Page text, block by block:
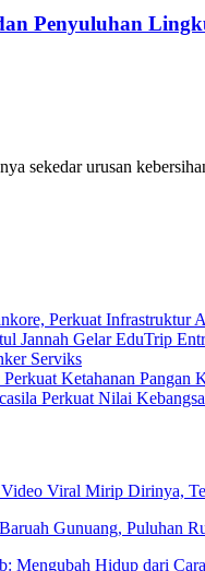
Penyuluhan
sekedar urusan
Perkuat Infrastruktur
Jannah Gelar EduTrip
Serviks
Ketahanan Pangan
Perkuat Nilai
Viral Mirip Dirinya,
Gunuang, Puluhan
Mengubah Hidup dari